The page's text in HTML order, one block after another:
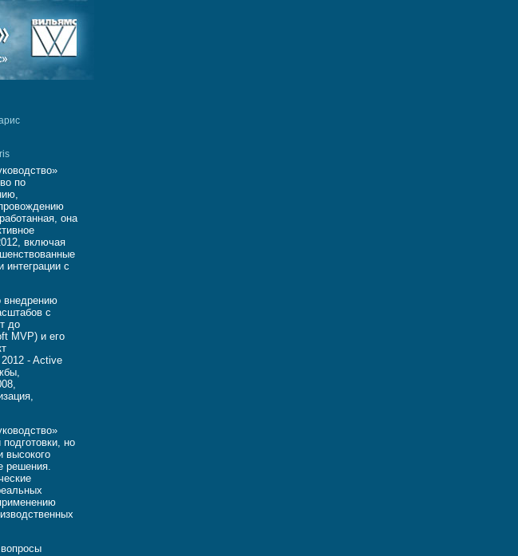
по
она
включая
интеграции с
внедрению
с
до
MVP) и его
- Active
но
высокого
решения.